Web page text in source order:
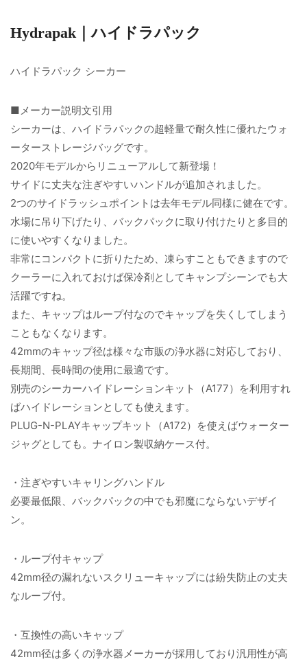
Hydrapak｜ハイドラパック
ハイドラパック シーカー
■メーカー説明文引用
シーカーは、ハイドラパックの超軽量で耐久性に優れたウォ
ーターストレージバッグです。
2020年モデルからリニューアルして新登場！
サイドに丈夫な注ぎやすいハンドルが追加されました。
2つのサイドラッシュポイントは去年モデル同様に健在です。
水場に吊り下げたり、バックパックに取り付けたりと多目的
に使いやすくなりました。
非常にコンパクトに折りたため、凍らすこともできますので
クーラーに入れておけば保冷剤としてキャンプシーンでも大
活躍ですね。
また、キャップはループ付なのでキャップを失くしてしまう
こともなくなります。
42mmのキャップ径は様々な市販の浄水器に対応しており、
長期間、長時間の使用に最適です。
別売のシーカーハイドレーションキット（A177）を利用すれ
ばハイドレーションとしても使えます。
PLUG-N-PLAYキャップキット（A172）を使えばウォーター
ジャグとしても。ナイロン製収納ケース付。
・注ぎやすいキャリングハンドル
必要最低限、バックパックの中でも邪魔にならないデザイ
ン。
・ループ付キャップ
42mm径の漏れないスクリューキャップには紛失防止の丈夫
なループ付。
・互換性の高いキャップ
42mm径は多くの浄水器メーカーが採用しており汎用性が高